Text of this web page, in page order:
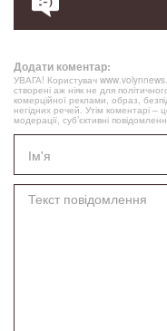
Додати коментар:
УВАГА! Користувач
створені аж ніяк не для
комерційної реклами, образ,
негідних речей. Утім коментарі –
модерації, суб’єктивні